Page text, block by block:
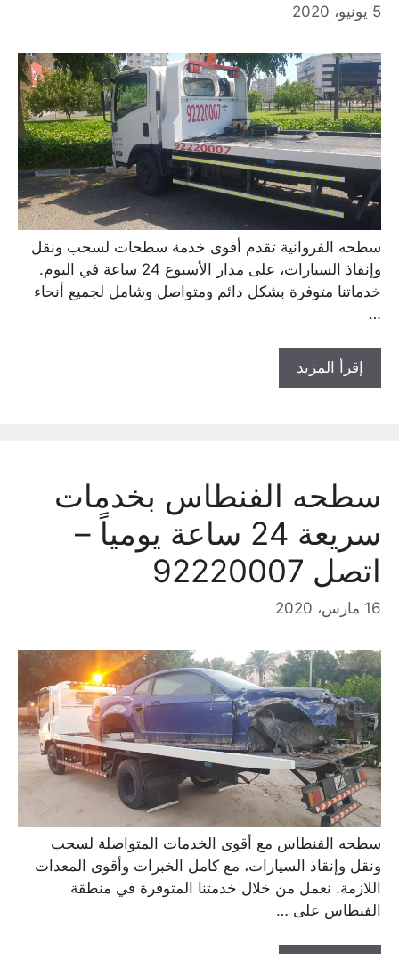
سطحه الفروانية تقدم أقوى خدمة سطحات لسحب ونقل
وإنقاذ السيارات، على مدار الأسبوع 24 ساعة في اليوم.
خدماتنا متوفرة بشكل دائم ومتواصل وشامل لجميع أنحاء
إقرأ المزيد
سطحه الفنطاس بخدمات
سريعة 24 ساعة يومياً –
اتصل 92220007
سطحه الفنطاس مع أقوى الخدمات المتواصلة لسحب
ونقل وإنقاذ السيارات، مع كامل الخبرات وأقوى المعدات
اللازمة. نعمل من خلال خدمتنا المتوفرة في منطقة
الفنطاس على …